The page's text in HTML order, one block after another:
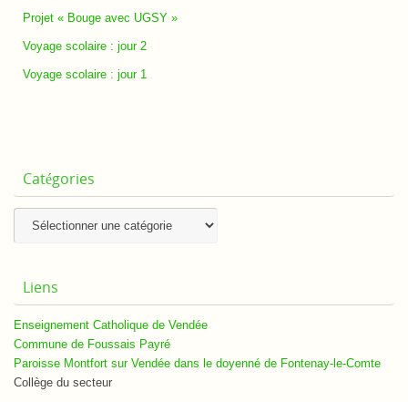
Projet « Bouge avec UGSY »
Voyage scolaire : jour 2
Voyage scolaire : jour 1
Catégories
Liens
Enseignement Catholique de Vendée
Commune de Foussais Payré
Paroisse Montfort sur Vendée dans le doyenné de Fontenay-le-Comte
Collège du secteur